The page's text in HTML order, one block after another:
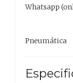
Whatsapp
Pneumática